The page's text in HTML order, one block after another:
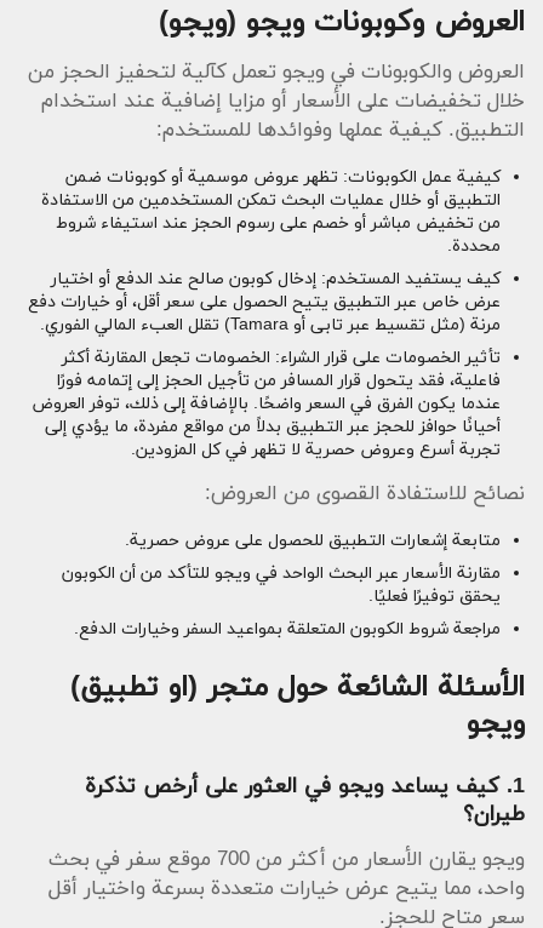
العروض وكوبونات ويجو (ويجو)
العروض والكوبونات في ويجو تعمل كآلية لتحفيز الحجز من
خلال تخفيضات على الأسعار أو مزايا إضافية عند استخدام
التطبيق. كيفية عملها وفوائدها للمستخدم:
كيفية عمل الكوبونات: تظهر عروض موسمية أو كوبونات ضمن
التطبيق أو خلال عمليات البحث تمكن المستخدمين من الاستفادة
من تخفيض مباشر أو خصم على رسوم الحجز عند استيفاء شروط
محددة.
كيف يستفيد المستخدم: إدخال كوبون صالح عند الدفع أو اختيار
عرض خاص عبر التطبيق يتيح الحصول على سعر أقل، أو خيارات دفع
مرنة (مثل تقسيط عبر تابى أو Tamara) تقلل العبء المالي الفوري.
تأثير الخصومات على قرار الشراء: الخصومات تجعل المقارنة أكثر
فاعلية، فقد يتحول قرار المسافر من تأجيل الحجز إلى إتمامه فورًا
عندما يكون الفرق في السعر واضحًا. بالإضافة إلى ذلك، توفر العروض
أحيانًا حوافز للحجز عبر التطبيق بدلاً من مواقع مفردة، ما يؤدي إلى
تجربة أسرع وعروض حصرية لا تظهر في كل المزودين.
نصائح للاستفادة القصوى من العروض:
متابعة إشعارات التطبيق للحصول على عروض حصرية.
مقارنة الأسعار عبر البحث الواحد في ويجو للتأكد من أن الكوبون
يحقق توفيرًا فعليًا.
مراجعة شروط الكوبون المتعلقة بمواعيد السفر وخيارات الدفع.
الأسئلة الشائعة حول متجر (او تطبيق)
ويجو
1. كيف يساعد ويجو في العثور على أرخص تذكرة
طيران؟
ويجو يقارن الأسعار من أكثر من 700 موقع سفر في بحث
واحد، مما يتيح عرض خيارات متعددة بسرعة واختيار أقل
سعر متاح للحجز.